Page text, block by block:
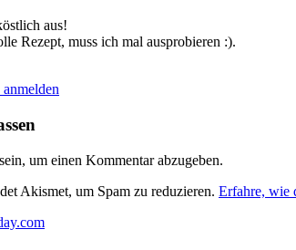
aus!
Rezept, muss ich mal ausprobieren :).
sein, um einen Kommentar abzugeben.
Akismet, um Spam zu reduzieren. Erfahre, wie